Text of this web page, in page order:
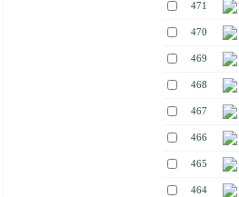
471
470
469
468
467
466
465
464